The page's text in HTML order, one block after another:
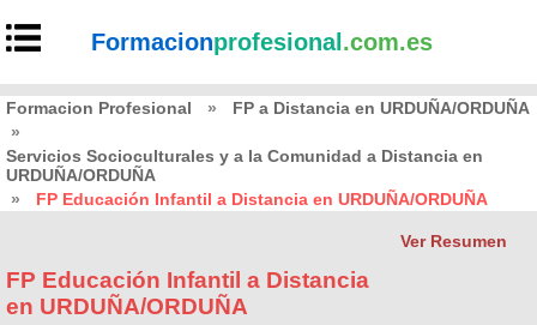
Formacionprofesional .com.es
Formacion Profesional »
FP a Distancia en URDUÑA/ORDUÑA
»
Servicios Socioculturales y a la Comunidad a Distancia en
URDUÑA/ORDUÑA
»
FP Educación Infantil a Distancia en URDUÑA/ORDUÑA
Ver Resumen
FP Educación Infantil a Distancia
en URDUÑA/ORDUÑA